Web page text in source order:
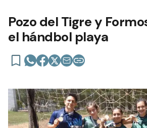
Pozo del Tigre y
el hándbol playa